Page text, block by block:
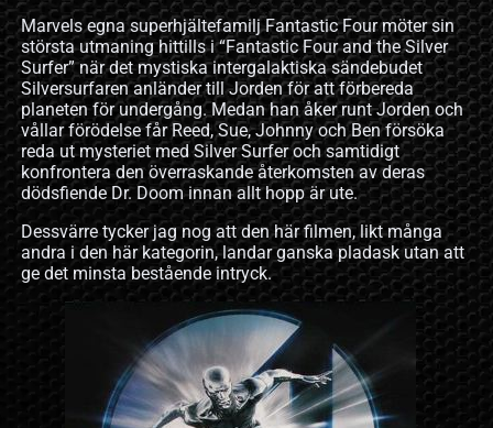
Marvels egna superhjältefamilj Fantastic Four möter sin
största utmaning hittills i “Fantastic Four and the Silver
Surfer” när det mystiska intergalaktiska sändebudet
Silversurfaren anländer till Jorden för att förbereda
planeten för undergång. Medan han åker runt Jorden och
vållar förödelse får Reed, Sue, Johnny och Ben försöka
reda ut mysteriet med Silver Surfer och samtidigt
konfrontera den överraskande återkomsten av deras
dödsfiende Dr. Doom innan allt hopp är ute.
Dessvärre tycker jag nog att den här filmen, likt många
andra i den här kategorin, landar ganska pladask utan att
ge det minsta bestående intryck.